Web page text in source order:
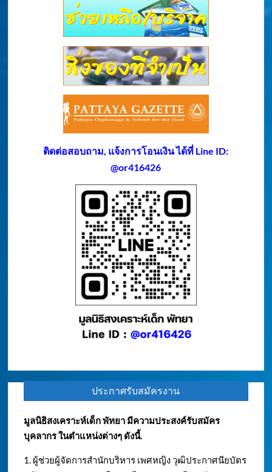
ติดต่อสอบถาม, แจ้งการโอนเงิน ได้ที่ Line ID:
@or416426
ประกาศรับสมัครงาน
มูลนิธิสงเคราะห์เด็ก พัทยา มีความประสงค์รับสมัคร
บุคลากร ในตำแหน่งต่างๆ ดังนี้.
1. ผู้ช่วยผู้จัดการสำนักบริหาร เพศหญิง วุฒิประกาศนียบัตร